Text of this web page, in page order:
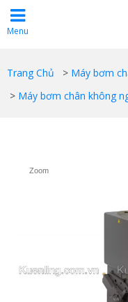
Menu
Trang Chủ > Máy bơm
> Máy bơm chân không
Zoom